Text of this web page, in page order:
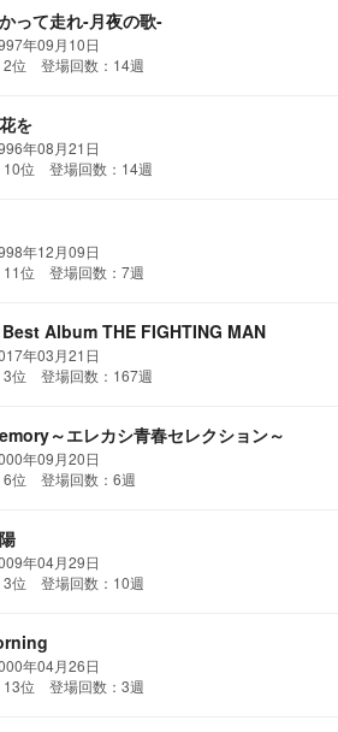
って走れ-月夜の歌-
年09月10日
2位 登場回数：14週
を
年08月21日
10位 登場回数：14週
年12月09日
11位 登場回数：7週
Album THE FIGHTING MAN
年03月21日
3位 登場回数：167週
～エレカシ青春セレクション～
年09月20日
6位 登場回数：6週
年04月29日
3位 登場回数：10週
年04月26日
13位 登場回数：3週